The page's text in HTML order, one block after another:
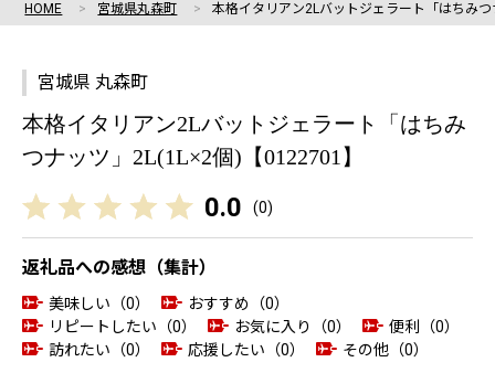
HOME
宮城県丸森町 本格イタリアン2Lバットジェラート「はちみ
宮城県 丸森町
本格イタリアン2Lバットジェラート「はちみ
つナッツ」2L(1L×2個)【0122701】
0.0 (0)
返礼品への感想（集計）
美味しい（0）
おすすめ（0）
リピートしたい（0）
お気に入り（0）
便利（0）
訪れたい（0）
応援したい（0） その他（0）